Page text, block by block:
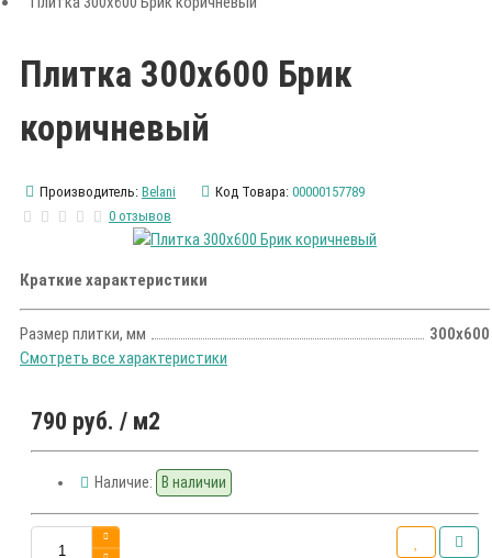
Плитка 300х600 Брик
коричневый
Производитель: Belani Код Товара: 00000157789
0 отзывов
Краткие характеристики
Размер плитки, мм
300х600
Смотреть все характеристики
790 руб. / м2
Наличие: В наличии